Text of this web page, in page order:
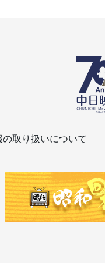
の取り扱いについて